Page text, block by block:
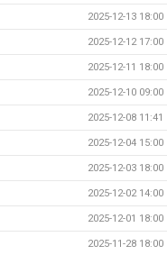
2025-12-13 18:00
2025-12-12 17:00
2025-12-11 18:00
2025-12-10 09:00
2025-12-08 11:41
2025-12-04 15:00
2025-12-03 18:00
2025-12-02 14:00
2025-12-01 18:00
2025-11-28 18:00